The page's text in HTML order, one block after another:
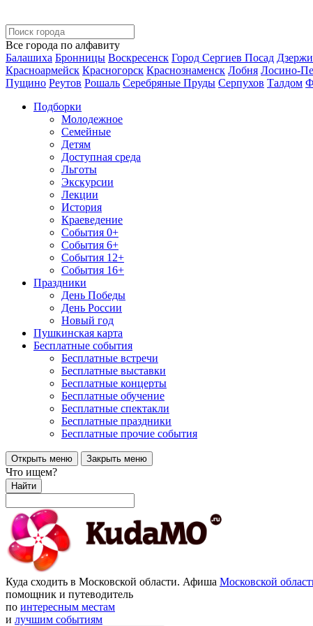
Все города по алфавиту
Балашиха Бронницы Воскресенск Город Сергиев Посад
Красноармейск Красногорск Краснознаменск Лобня Лосино-
Пущино Реутов Рошаль Серебряные Пруды Серпухов Талдом
Подборки
Молодежное
Семейные
Детям
Доступная среда
Льготы
Экскурсии
Лекции
История
Краеведение
События 0+
События 6+
События 12+
События 16+
Праздники
День Победы
День России
Новый год
Пушкинская карта
Бесплатные события
Бесплатные встречи
Бесплатные выставки
Бесплатные концерты
Бесплатные обучение
Бесплатные спектакли
Бесплатные праздники
Бесплатные прочие события
Открыть меню Закрыть меню
Что ищем?
Найти
Куда сходить в Московской области. Афиша Московской
помощник и путеводитель
по интересным местам
и лучшим событиям